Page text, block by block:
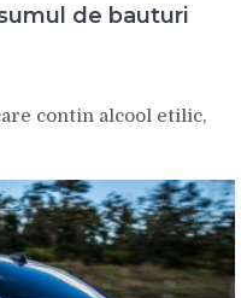
de bauturi
contin alcool etilic,